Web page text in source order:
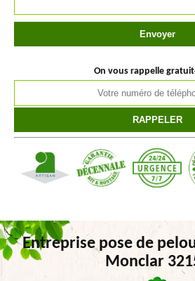
On vous rappelle
Entreprise pose de
Monclar